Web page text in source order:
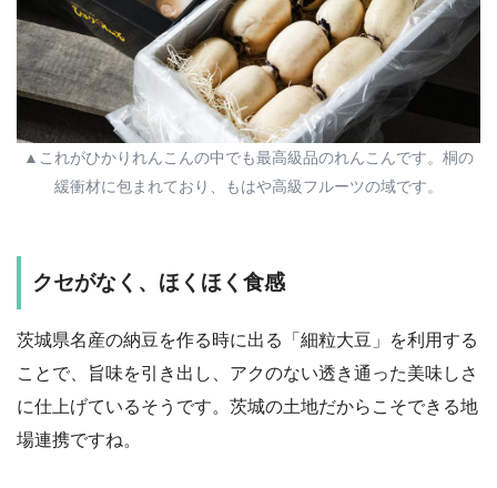
▲これがひかりれんこんの中でも最高級品のれんこんです。桐の
緩衝材に包まれており、もはや高級フルーツの域です。
クセがなく、ほくほく食感
茨城県名産の納豆を作る時に出る「細粒大豆」を利用する
ことで、旨味を引き出し、アクのない透き通った美味しさ
に仕上げているそうです。茨城の土地だからこそできる地
場連携ですね。